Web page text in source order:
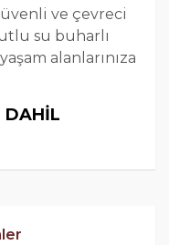
ve çevreci
su buharlı
alanlarınıza
DAHİL